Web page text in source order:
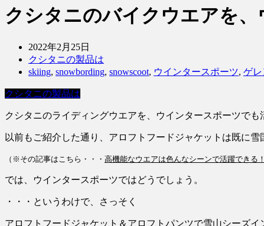
クシタニのバイクウエアを、
2022年2月25日
クシタニの製品は
skiing, snowbording, snowscoot, ウインタースポーツ, ゲ
クシタニの製品は
クシタニのライディングウエアを、ウインタースポーツでも
以前もご紹介した通り、アロフトフードジャケットは既に雪
（※その記事はこちら・・・ 高機能なウエアは色んなシーンで活躍できる
では、ウインタースポーツではどうでしょう。
・・・というわけで、さっそく
アロフトフードジャケット＆アロフトパンツで雪山シーズイ